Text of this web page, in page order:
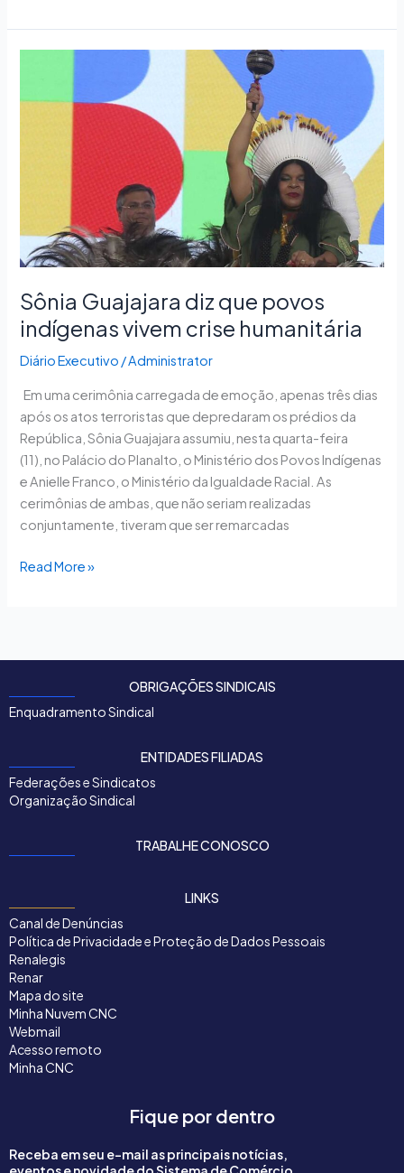
Sônia Guajajara diz que povos
indígenas vivem crise humanitária
Diário Executivo /Administrator
Em uma cerimônia carregada de emoção, apenas três dias
após os atos terroristas que depredaram os prédios da
República, Sônia Guajajara assumiu, nesta quarta-feira
(11), no Palácio do Planalto, o Ministério dos Povos Indígenas
e Anielle Franco, o Ministério da Igualdade Racial. As
cerimônias de ambas, que não seriam realizadas
conjuntamente, tiveram que ser remarcadas
diz
humanitária
Read More »
OBRIGAÇÕES SINDICAIS
Enquadramento Sindical
ENTIDADES FILIADAS
Federações e Sindicatos
Organização Sindical
TRABALHE CONOSCO
LINKS
Canal de Denúncias
Política de Privacidade e Proteção de Dados Pessoais
Renalegis
Renar
Mapa do site
Minha Nuvem CNC
Webmail
Acesso remoto
Minha CNC
Fique por dentro
Receba em seu e-mail as principais notícias,